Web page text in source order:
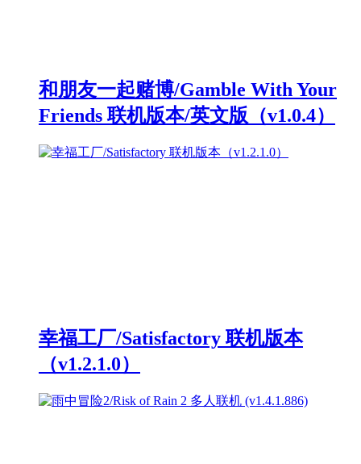
和朋友一起赌博/Gamble With Your
Friends 联机版本/英文版（v1.0.4）
幸福工厂/Satisfactory 联机版本
（v1.2.1.0）